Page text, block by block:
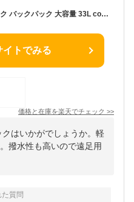
【公認販売店】 コールマン リュック バックパック 大容量 33L coleman ウォーカー33 メンズ レディース 通学 スクールバッグ 高校生 中学生 リュックサック 防災リュック 撥水 30L以上 CBB7031
イトでみる
価格と在庫を楽天でチェック >>
はいかがでしょうか。軽
撥水性も高いので遠足用
た質問